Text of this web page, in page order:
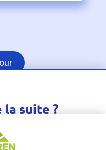
la suite ?
ou connectez-vous
dans son intégralité